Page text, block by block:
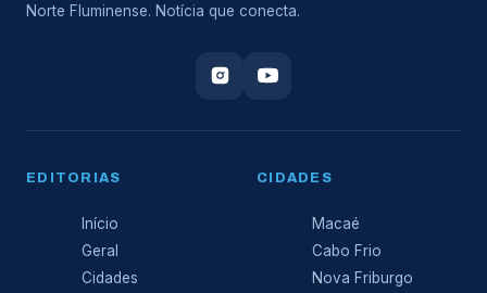
Norte Fluminense. Notícia que conecta.
EDITORIAS
Início
Geral
Cidades
CIDADES
Macaé
Cabo Frio
Nova Friburgo